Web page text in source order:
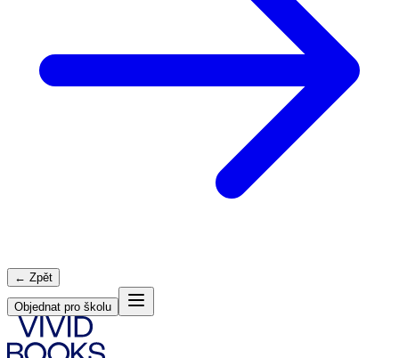
← Zpět
Objednat pro školu